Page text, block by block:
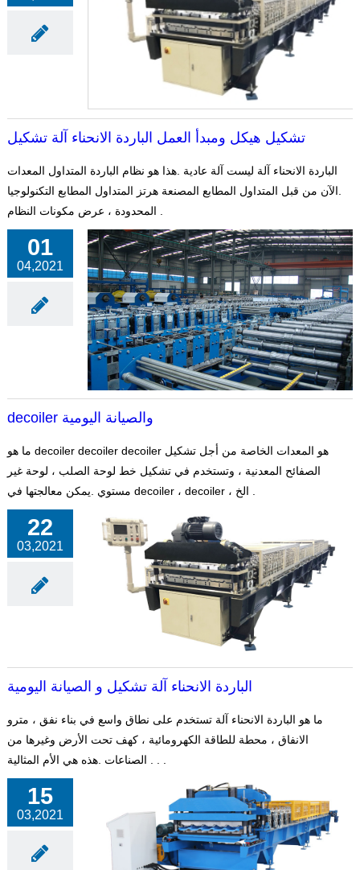
تشكيل هيكل ومبدأ العمل الباردة الانحناء آلة تشكيل
الباردة الانحناء آلة ليست آلة عادية .هذا هو نظام الباردة المتداول المعدات
.الآن من قبل المتداول المطابع المصنعة هرتز المتداول المطابع التكنولوجيا
01
04,2021
decoiler والصيانة اليومية
ما هو decoiler decoiler decoiler هو المعدات الخاصة من أجل تشكيل
الصفائح المعدنية ، وتستخدم في تشكيل خط لوحة الصلب ، لوحة غير
22
03,2021
الباردة الانحناء آلة تشكيل و الصيانة اليومية
ما هو الباردة الانحناء آلة تستخدم على نطاق واسع في بناء نفق ، مترو
الانفاق ، محطة للطاقة الكهرومائية ، كهف تحت الأرض وغيرها من
15
03,2021